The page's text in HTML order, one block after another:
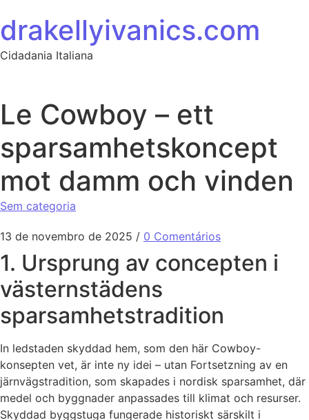
drakellyivanics.com
Cidadania Italiana
Le Cowboy – ett
sparsamhetskoncept
mot damm och vinden
Sem categoria
13 de novembro de 2025 / 0 Comentários
1. Ursprung av concepten i
västernstädens
sparsamhetstradition
In ledstaden skyddad hem, som den här Cowboy-
konsepten vet, är inte ny idei – utan Fortsetzning av en
järnvägstradition, som skapades i nordisk sparsamhet, där
medel och byggnader anpassades till klimat och resurser.
Skyddad byggstuga fungerade historiskt särskilt i